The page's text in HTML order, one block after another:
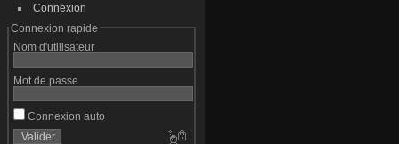
Connexion
Connexion rapide
Nom d'utilisateur
Mot de passe
Connexion auto